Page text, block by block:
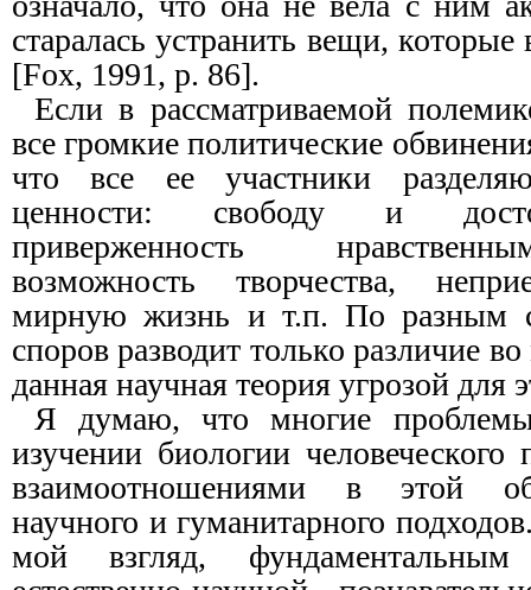
старалась устранить вещи, которые
[Fox, 1991, p. 86].
Если в рассматриваемой
все громкие политические
что все ее участники
ценности: свободу и
приверженность
возможность творчества,
мирную жизнь и т.п. По разным
споров разводит только различие
данная научная теория угрозой для
Я думаю, что многие
изучении биологии человеческого
взаимоотношениями в этой
научного и гуманитарного
мой взгляд,